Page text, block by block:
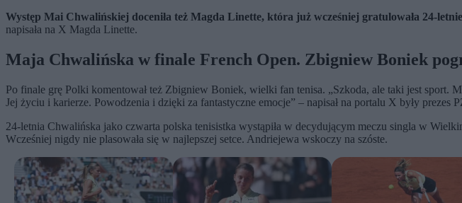
Występ Mai Chwalińskiej doceniła też Magda Linette, która już wcześniej gratulowała 24-
napisała na X Magda Linette.
Maja Chwalińska w finale French Open. Zbigniew Boniek
Po finale grę Polki komentował też Zbigniew Boniek, wielki fan tenisa. „Szkoda, ale taki jest sport.
Jej życiu i karierze. Powodzenia i dzięki za fantastyczne emocje” – napisał na portalu X były prezes
24-letnia Chwalińska jako czwarta polska tenisistka wystąpiła w decydującym meczu singla w
Wcześniej nigdy nie plasowała się w najlepszej setce. Andriejewa wskoczy na szóste.